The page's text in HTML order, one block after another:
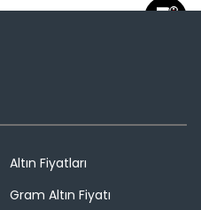
Altın Fiyatları
Gram Altın Fiyatı